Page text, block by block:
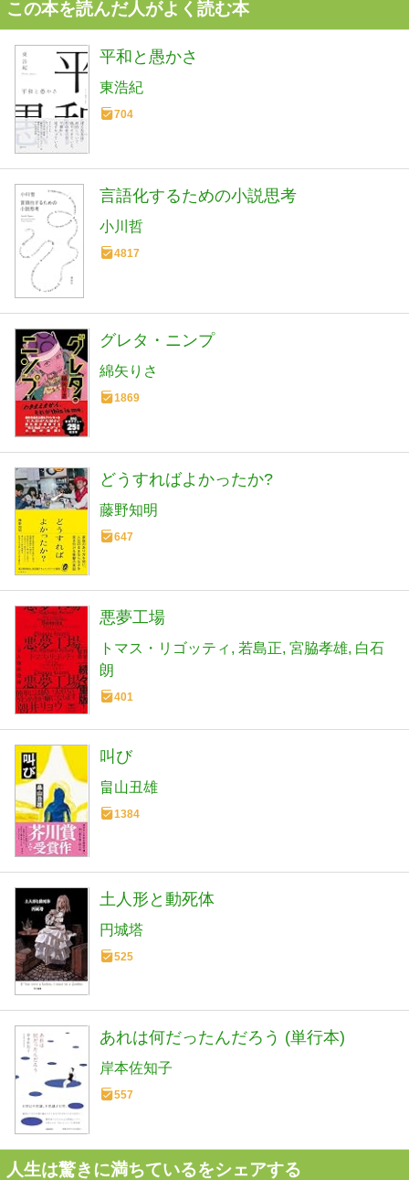
この本を読んだ人がよく読む本
平和と愚かさ
東浩紀
704
言語化するための小説思考
小川哲
4817
グレタ・ニンプ
綿矢りさ
1869
どうすればよかったか?
藤野知明
647
悪夢工場
トマス・リゴッティ 若島正 宮脇孝雄 白石
朗
401
叫び
畠山丑雄
1384
土人形と動死体
円城塔
525
あれは何だったんだろう (単行本)
岸本佐知子
557
人生は驚きに満ちているをシェアする